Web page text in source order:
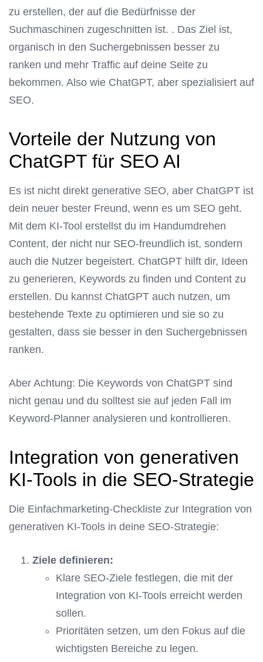
zu erstellen, der auf die Bedürfnisse der
Suchmaschinen zugeschnitten ist. . Das Ziel ist,
organisch in den Suchergebnissen besser zu
ranken und mehr Traffic auf deine Seite zu
bekommen. Also wie ChatGPT, aber spezialisiert auf
SEO.
Vorteile der Nutzung von
ChatGPT für SEO AI
Es ist nicht direkt generative SEO, aber ChatGPT ist
dein neuer bester Freund, wenn es um SEO geht.
Mit dem KI-Tool erstellst du im Handumdrehen
Content, der nicht nur SEO-freundlich ist, sondern
auch die Nutzer begeistert. ChatGPT hilft dir, Ideen
zu generieren, Keywords zu finden und Content zu
erstellen. Du kannst ChatGPT auch nutzen, um
bestehende Texte zu optimieren und sie so zu
gestalten, dass sie besser in den Suchergebnissen
ranken.
Aber Achtung: Die Keywords von ChatGPT sind
nicht genau und du solltest sie auf jeden Fall im
Keyword-Planner analysieren und kontrollieren.
Integration von generativen
KI-Tools in die SEO-Strategie
Die Einfachmarketing-Checkliste zur Integration von
generativen KI-Tools in deine SEO-Strategie:
Ziele definieren:
Klare SEO-Ziele festlegen, die mit der
Integration von KI-Tools erreicht werden
sollen.
Prioritäten setzen, um den Fokus auf die
wichtigsten Bereiche zu legen.